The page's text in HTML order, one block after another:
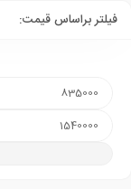
فیلتر براساس قیمت: